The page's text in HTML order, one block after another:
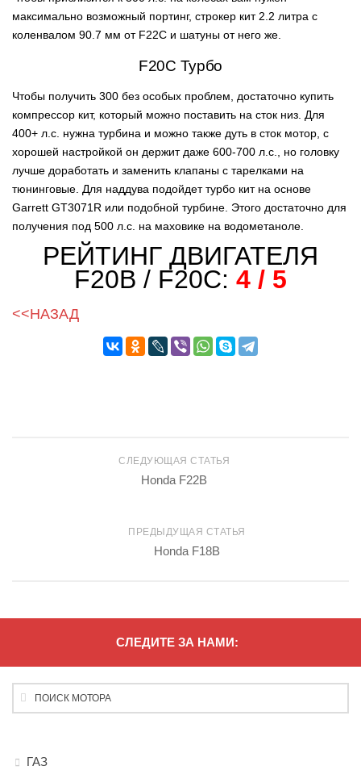
максимально возможный портинг, строкер кит 2.2 литра с
коленвалом 90.7 мм от F22C и шатуны от него же.
F20C Турбо
Чтобы получить 300 без особых проблем, достаточно купить
компрессор кит, который можно поставить на сток низ. Для
400+ л.с. нужна турбина и можно также дуть в сток мотор, с
хорошей настройкой он держит даже 600-700 л.с., но головку
лучше доработать и заменить клапаны с тарелками на
тюнинговые. Для наддува подойдет турбо кит на основе
Garrett GT3071R или подобной турбине. Этого достаточно для
получения под 500 л.с. на маховике на водометаноле.
РЕЙТИНГ ДВИГАТЕЛЯ
F20B / F20C: 4 / 5
<<НАЗАД
СЛЕДУЮЩАЯ СТАТЬЯ
Honda F22B
ПРЕДЫДУЩАЯ СТАТЬЯ
Honda F18B
СЛЕДИТЕ ЗА НАМИ:
ГАЗ